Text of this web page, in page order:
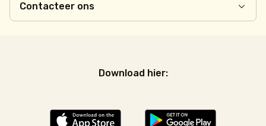
Contacteer ons
Download hier: